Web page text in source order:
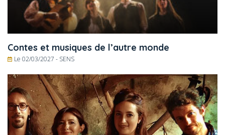
Contes et musiques de l’autre monde
Le 02/03/2027 - SENS